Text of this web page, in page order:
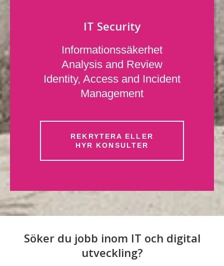
IT Security
Informationssäkerhet
Analysis and Review
Identity, Access and Incident
Management
REKRYTERA ELLER
HYR KONSULTER
Söker du jobb inom IT och digital
utveckling?